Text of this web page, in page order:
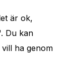
är ok,
Du kan
ha genom